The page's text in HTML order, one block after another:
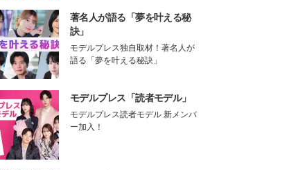
著名人が語る「夢を叶える秘
訣」
モデルプレス独自取材！著名人が
語る「夢を叶える秘訣」
モデルプレス「読者モデル」
モデルプレス読者モデル 新メンバ
ー加入！